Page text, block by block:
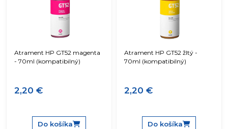
Atrament HP GT52 magenta
- 70ml (kompatibilný)
2,20 €
Do košíka
Atrament HP GT52 žltý -
70ml (kompatibilný)
2,20 €
Do košíka